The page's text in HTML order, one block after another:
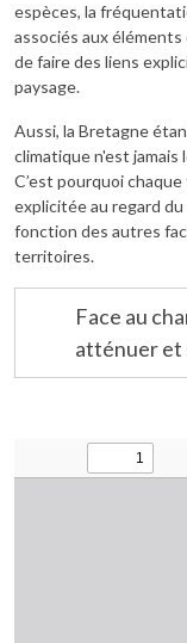
espèces, la
associés aux éléments
de faire des liens
paysage.
Aussi, la Bretagne
climatique n'est
C’est pourquoi
explicitée au regard
fonction des autres
territoires.
Face au
atténuer et
Document